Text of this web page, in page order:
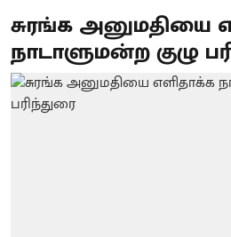
சுரங்க அனுமதியை
நாடாளுமன்ற குழு